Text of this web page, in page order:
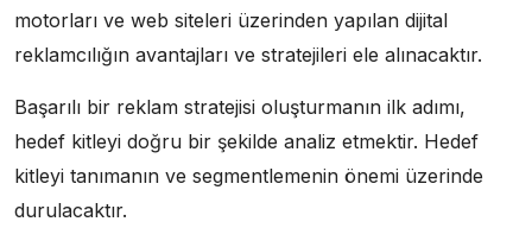
motorları ve web siteleri üzerinden yapılan dijital
reklamcılığın avantajları ve stratejileri ele alınacaktır.
Başarılı bir reklam stratejisi oluşturmanın ilk adımı,
hedef kitleyi doğru bir şekilde analiz etmektir. Hedef
kitleyi tanımanın ve segmentlemenin önemi üzerinde
durulacaktır.